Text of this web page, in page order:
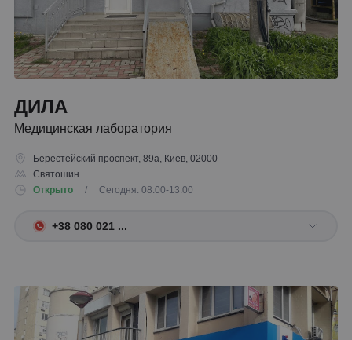
ДИЛА
Медицинская лаборатория
Берестейский проспект, 89а, Киев, 02000
Святошин
Открыто
/ Сегодня: 08:00-13:00
+38 080 021 ...